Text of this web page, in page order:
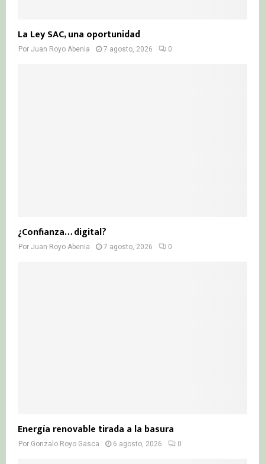
La Ley SAC, una oportunidad
Por Juan Royo Abenia 7 agosto, 2026 0
¿Confianza… digital?
Por Juan Royo Abenia 7 agosto, 2026 0
Energía renovable tirada a la basura
Por Gonzalo Royo Gasca 6 agosto, 2026 0